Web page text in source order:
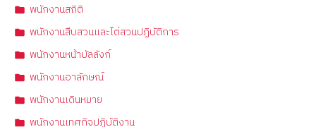
พนักงานสถิติ
พนักงานสืบสวนและไต่สวนปฏิบัติการ
พนักงานหน้าบัลลังก์
พนักงานอาลักษณ์
พนักงานเดินหมาย
พนักงานเทศกิจปฏิบัติงาน